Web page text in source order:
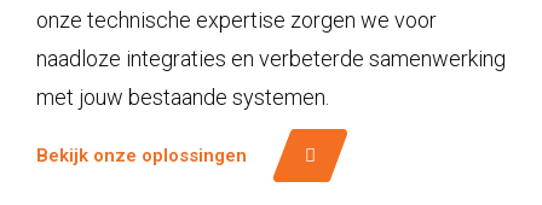
onze technische expertise zorgen we voor
naadloze integraties en verbeterde samenwerking
met jouw bestaande systemen.
Bekijk onze oplossingen